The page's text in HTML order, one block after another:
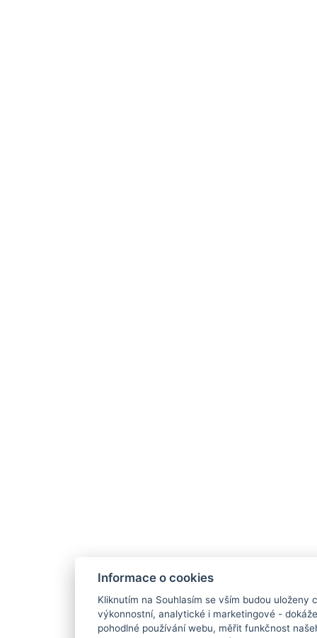
Informace o cookies
Kliknutím na Souhlasím se vším budou uloženy
výkonnostní, analytické i marketingové -
pohodlné používání webu, měřit funkčnost